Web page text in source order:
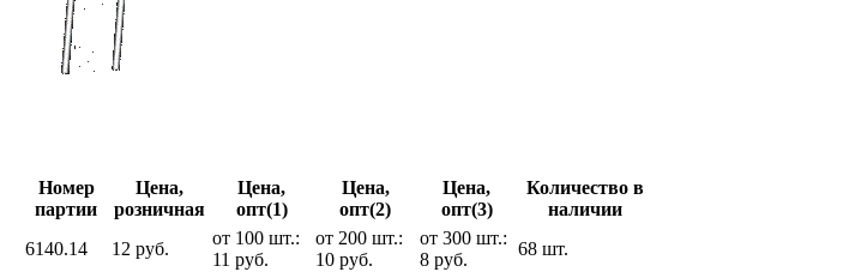
Номер
партии
Цена,
розничная
Цена,
опт(1)
Цена,
опт(2)
Цена,
опт(3)
Количество в
наличии
6140.14 12 руб.
от 100 шт.:
11 руб.
от 200 шт.:
10 руб.
от 300 шт.:
8 руб.
68 шт.